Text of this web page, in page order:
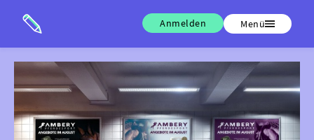
Anmelden Menü